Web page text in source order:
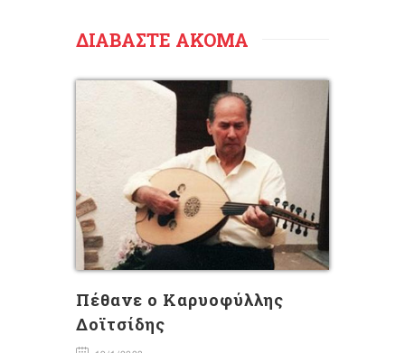
ΔΙΑΒΑΣΤΕ ΑΚΟΜΑ
Πέθανε ο Καρυοφύλλης
Δοϊτσίδης